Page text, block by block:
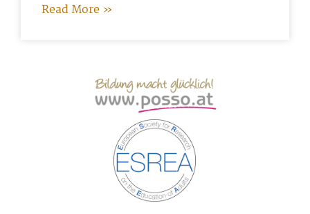
Read More »